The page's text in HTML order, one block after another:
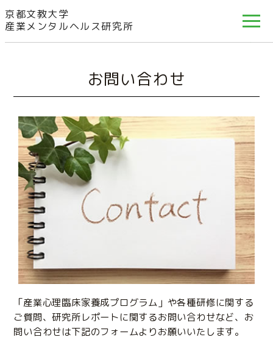
京都文教大学
産業メンタルヘルス研究所
お問い合わせ
「産業心理臨床家養成プログラム」や各種研修に関する
ご質問、研究所レポートに関するお問い合わせなど、お
問い合わせは下記のフォームよりお願いいたします。